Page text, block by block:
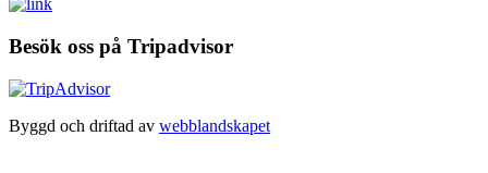
Besök oss på Tripadvisor
Byggd och driftad av webblandskapet